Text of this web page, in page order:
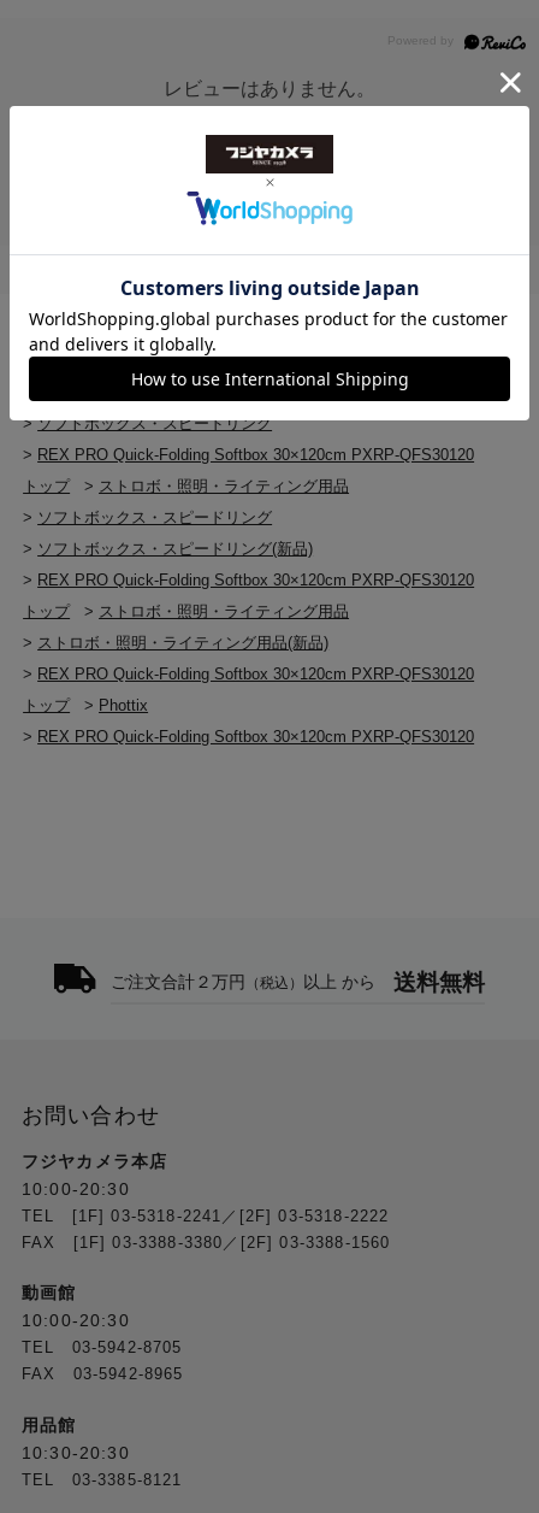
レビューはありません。
トップ >ストロボ・照明・ライティング用品
>REX PRO Quick-Folding Softbox 30×120cm PXRP-QFS30120
>ソフトボックス・スピードリング
> REX PRO Quick-Folding Softbox 30×120cm PXRP-QFS30120
トップ
> ストロボ・照明・ライティング用品
> ソフトボックス・スピードリング
> ソフトボックス・スピードリング(新品)
> REX PRO Quick-Folding Softbox 30×120cm PXRP-QFS30120
トップ
> ストロボ・照明・ライティング用品
> ストロボ・照明・ライティング用品(新品)
> REX PRO Quick-Folding Softbox 30×120cm PXRP-QFS30120
トップ
> Phottix
> REX PRO Quick-Folding Softbox 30×120cm PXRP-QFS30120
ご注文合計２万円 （税込） 以上 から 送料無料
お問い合わせ
フジヤカメラ本店
10:00-20:30
TEL [1F] 03-5318-2241／[2F] 03-5318-2222
FAX [1F] 03-3388-3380／[2F] 03-3388-1560
動画館
10:00-20:30
TEL 03-5942-8705
FAX 03-5942-8965
用品館
10:30-20:30
TEL 03-3385-8121